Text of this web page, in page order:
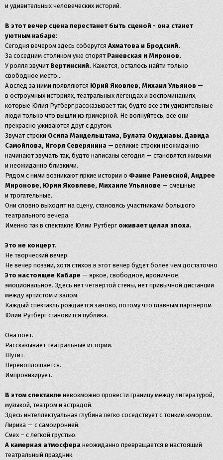
и удивительных человеческих историй.
В этот вечер сцена перестанет быть сценой - она станет
уютным кабаре:
Сегодня вечером здесь соберутся Ахматова и Бродский.
За соседним столиком уже спорят Раневская и Миронов.
У рояля звучит Вертинский. Кажется, осталось найти только
свободное место…
А вслед за ними появляются Юрий Яковлев, Михаил Ульянов —
в остроумных историях, театральных легендах и воспоминаниях,
которые Юлия Рутберг рассказывает так, будто все эти удивительные
люди только что вышли из гримерной. Не волнуйтесь, все они
прекрасно уживаются друг с другом.
Звучат строки Осипа Мандельштама, Булата Окуджавы, Давида
Самойлова, Игоря Северянина — великие строки неожиданно
начинают звучать так, будто написаны сегодня — становятся живыми
и неожиданно близкими.
Рядом с ними возникают яркие истории о Фаине Раневской, Андрее
Миронове, Юрии Яковлеве, Михаиле Ульянове — смешные
и трогательные.
Они словно выходят на сцену, становясь участниками большого
театрального вечера.
Именно так в спектакле Юлии Рутберг оживает целая эпоха.
Это не концерт.
Не творческий вечер.
Не вечер поэзии, хотя стихов в этот вечер будет более чем достаточно
Это настоящее Кабаре — яркое, свободное, ироничное,
эмоциональное. Здесь нет четвертой стены, нет привычной дистанции
между артистом и залом.
Каждый спектакль рождается заново, потому что главным партнером
Юлии Рутберг становится публика.
Она поет.
Рассказывает театральные истории.
Шутит.
Перевоплощается.
Импровизирует.
В этом спектакле невозможно провести границу между литературой,
музыкой, театром и эстрадой.
Здесь интеллектуальная глубина легко соседствует с тонким юмором.
Лирика — с самоиронией.
Смех – с легкой грустью.
А камерная атмосфера неожиданно превращается в настоящий
театральный праздник.